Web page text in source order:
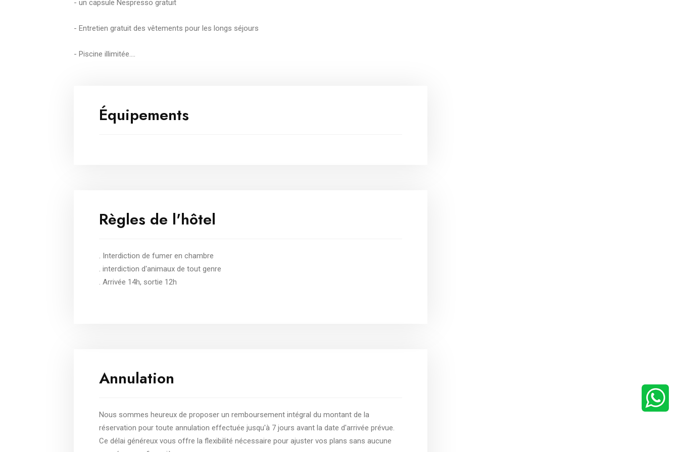
‎- un capsule Nespresso gratuit
‎- Entretien gratuit des vêtements pour les longs séjours
‎- Piscine illimitée.…
Équipements
Règles de l'hôtel
. Interdiction de fumer en chambre
. interdiction d'animaux de tout genre
. Arrivée 14h, sortie 12h
Annulation
Nous sommes heureux de proposer un remboursement intégral du montant de la
réservation pour toute annulation effectuée jusqu'à 7 jours avant la date d'arrivée prévue.
Ce délai généreux vous offre la flexibilité nécessaire pour ajuster vos plans sans aucune